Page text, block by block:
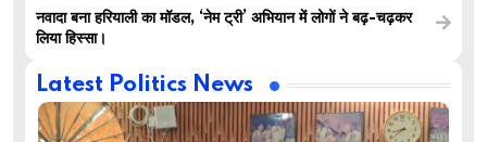
नवादा बना हरियाली का मॉडल, ‘नेम ट्री’ अभियान में लोगों ने बढ़-चढ़कर
लिया हिस्सा।
Latest Politics News